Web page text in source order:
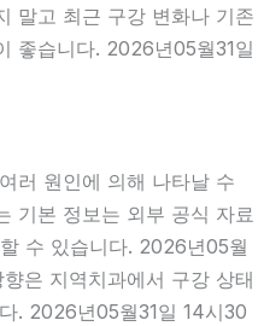
말고 최근 구강 변화나 기존
좋습니다. 2026년05월31일
러 원인에 의해 나타날 수
기본 정보는 외부 공식 자료
수 있습니다. 2026년05월
은 지역치과에서 구강 상태
. 2026년05월31일 14시30